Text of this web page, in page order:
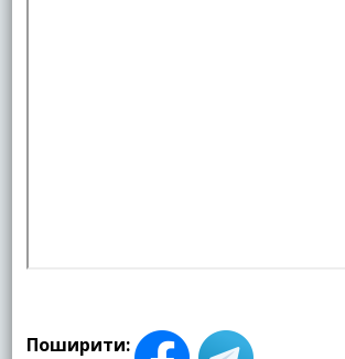
Поширити: